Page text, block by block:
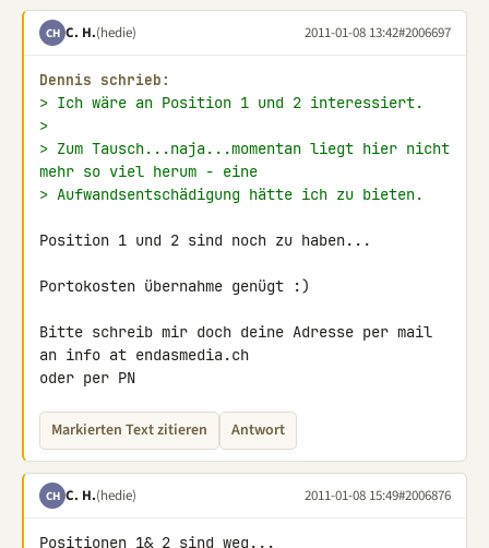
CH C. H.(hedie) 2011-01-08 13:42#2006697
Dennis schrieb:
> Ich wäre an Position 1 und 2 interessiert.
>
> Zum Tausch...naja...momentan liegt hier nicht
mehr so viel herum - eine
> Aufwandsentschädigung hätte ich zu bieten.
Position 1 und 2 sind noch zu haben...
Portokosten übernahme genügt :)
Bitte schreib mir doch deine Adresse per mail
an info at endasmedia.ch
oder per PN
Markierten Text zitieren Antwort
CH C. H.(hedie) 2011-01-08 15:49#2006876
Positionen 1& 2 sind weg...